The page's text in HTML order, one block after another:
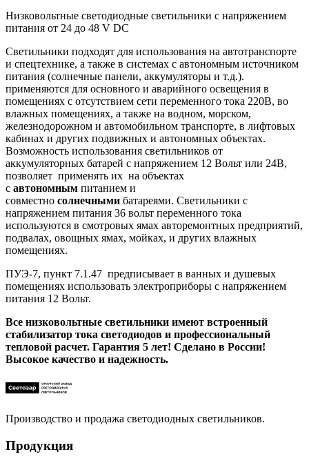
Низковольтные светодиодные светильники с напряжением
питания от 24 до 48 V DC
Светильники подходят для использования на автотранспорте
и спецтехнике, а также в системах с автономным источником
питания (солнечные панели, аккумуляторы и т.д.).
применяются для основного и аварийного освещения в
помещениях с отсутствием сети переменного тока 220В, во
влажных помещениях, а также на водном, морском,
железнодорожном и автомобильном транспорте, в лифтовых
кабинах и других подвижных и автономных объектах.
Возможность использования светильников от
аккумуляторных батарей с напряжением 12 Вольт или 24В,
позволяет применять их на объектах
с автономным питанием и
совместно солнечными батареями. Светильники с
напряжением питания 36 вольт переменного тока
используются в смотровых ямах авторемонтных предприятий,
подвалах, овощных ямах, мойках, и других влажных
помещениях.
ПУЭ-7, пункт 7.1.47 предписывает в ванных и душевых
помещениях использовать электроприборы с напряжением
питания 12 Вольт.
Все низковольтные светильники имеют встроенный
стабилизатор тока светодиодов и профессиональный
тепловой расчет. Гарантия 5 лет! Сделано в России!
Высокое качество и надежность.
Производство и продажа светодиодных светильников.
Продукция